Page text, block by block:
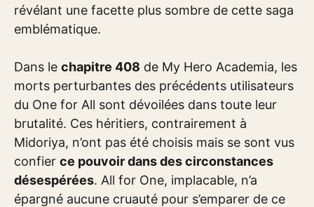
révélant une facette plus sombre de cette saga
emblématique.
Dans le chapitre 408 de My Hero Academia, les
morts perturbantes des précédents utilisateurs
du One for All sont dévoilées dans toute leur
brutalité. Ces héritiers, contrairement à
Midoriya, n’ont pas été choisis mais se sont vus
confier ce pouvoir dans des circonstances
désespérées. All for One, implacable, n’a
épargné aucune cruauté pour s’emparer de ce